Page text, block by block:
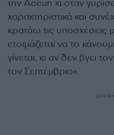
την Accun κι όταν
χαρακτηριστικά και
κρατάω τις υποσχέσεις
ετοιμάζεται να το
γίνεται, κι αν δεν βγει
τον Σεπτέμβριο».